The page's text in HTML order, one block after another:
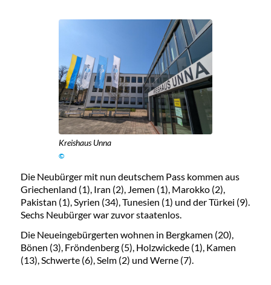
Kreishaus Unna
©
Die Neubürger mit nun deutschem Pass kommen aus
Griechenland (1), Iran (2), Jemen (1), Marokko (2),
Pakistan (1), Syrien (34), Tunesien (1) und der Türkei (9).
Sechs Neubürger war zuvor staatenlos.
Die Neueingebürgerten wohnen in Bergkamen (20),
Bönen (3), Fröndenberg (5), Holzwickede (1), Kamen
(13), Schwerte (6), Selm (2) und Werne (7).